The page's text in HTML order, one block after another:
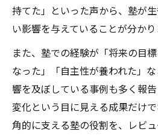
持てた」といった声から、塾が
い影響を与えていることが分かり
また、塾での経験が「将来の目
なった」「自主性が養われた」
響を及ぼしている事例も多く報
変化という目に見える成果だけ
角的に支える塾の役割を、レビ